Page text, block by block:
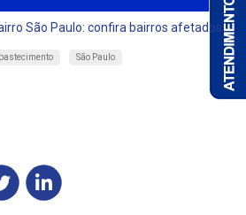
São Paulo: confira bairros afetados
São Paulo